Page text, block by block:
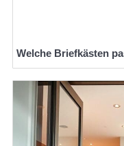
Welche Briefkästen